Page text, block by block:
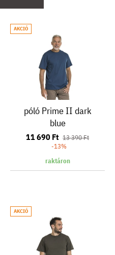
AKCIÓ
póló Prime II dark
blue
11 690 Ft 13 390 Ft
-13%
raktáron
AKCIÓ